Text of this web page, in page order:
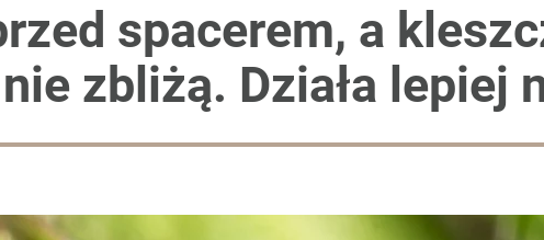
spacerem, a
zbliżą. Działa lepiej